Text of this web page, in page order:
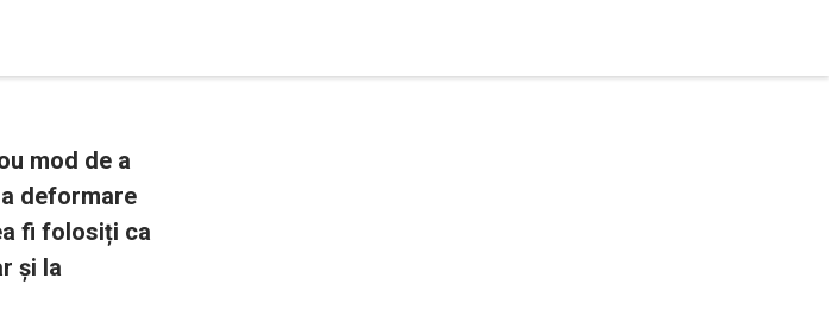
mod de a
deformare
fi folosiți ca
și la